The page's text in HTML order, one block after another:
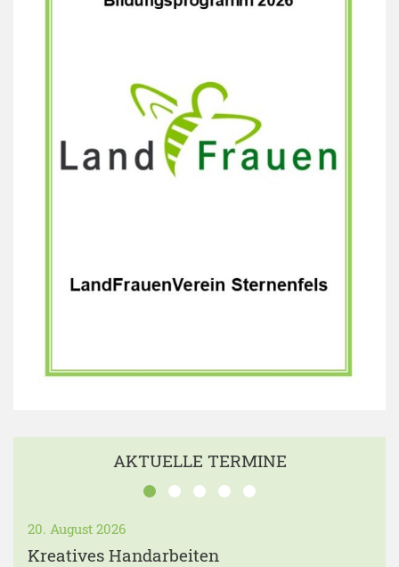
AKTUELLE TERMINE
20. August 2026
Kreatives Handarbeiten